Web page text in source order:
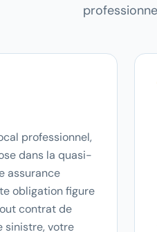
professionnel,
dans la quasi-
assurance
obligation figure
contrat de
sinistre, votre